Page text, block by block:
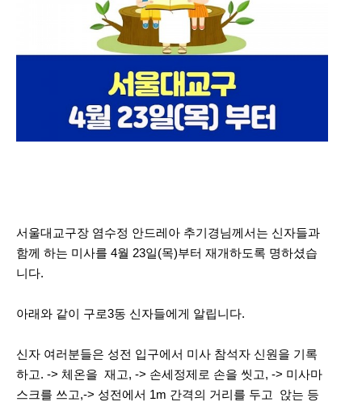
서울대교구장 염수정 안드레아 추기경님께서는 신자들과
함께 하는 미사를 4월 23일(목)부터 재개하도록 명하셨습
니다.
아래와 같이 구로3동 신자들에게 알립니다.
신자 여러분들은 성전 입구에서 미사 참석자 신원을 기록
하고. -> 체온을 재고, -> 손세정제로 손을 씻고, -> 미사마
스크를 쓰고,-> 성전에서 1m 간격의 거리를 두고 앉는 등